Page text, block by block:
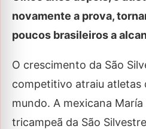
novamente a prova,
poucos brasileiros a
O crescimento da São
competitivo atraiu atletas
mundo. A mexicana
tricampeã da São